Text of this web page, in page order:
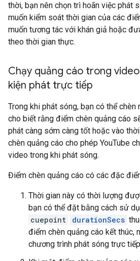
thời, bạn nên chọn trì hoãn việc phát
muốn kiểm soát thời gian của các
muốn tương tác với khán giả hoặc
theo thời gian thực.
Chạy quảng cáo trong
kiện phát trực tiếp
Trong khi phát sóng, bạn có thể chèn
cho biết rằng điểm chèn quảng cáo
phát càng sớm càng tốt hoặc vào
chèn quảng cáo cho phép YouTube
video trong khi phát sóng.
Điểm chèn quảng cáo có các đặc
Thời gian này có thời lượng
bạn có thể đặt bằng cách sử
cuepoint
durationSecs
điểm chèn quảng cáo kết thúc,
chương trình phát sóng trực